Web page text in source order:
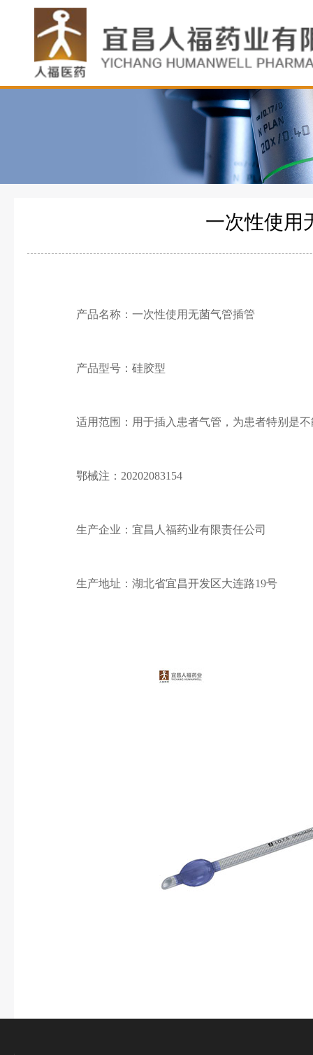
一次性使用
产品名称：一次性使用无菌气管插管
产品型号：硅胶型
适用范围：用于插入患者气管，为患者特别是
鄂械注：20202083154
生产企业：宜昌人福药业有限责任公司
生产地址：湖北省宜昌开发区大连路19号